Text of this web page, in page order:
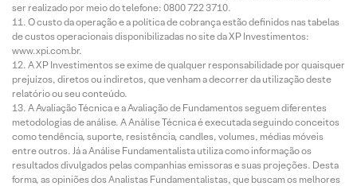
ser realizado por meio do telefone: 0800 722 3710.
O custo da operação e a política de cobrança estão definidos nas tabelas
de custos operacionais disponibilizadas no site da XP Investimentos:
www.xpi.com.br.
A XP Investimentos se exime de qualquer responsabilidade por quaisquer
prejuízos, diretos ou indiretos, que venham a decorrer da utilização deste
relatório ou seu conteúdo.
A Avaliação Técnica e a Avaliação de Fundamentos seguem diferentes
metodologias de análise. A Análise Técnica é executada seguindo conceitos
como tendência, suporte, resistência, candles, volumes, médias móveis
entre outros. Já a Análise Fundamentalista utiliza como informação os
resultados divulgados pelas companhias emissoras e suas projeções. Desta
forma, as opiniões dos Analistas Fundamentalistas, que buscam os melhores